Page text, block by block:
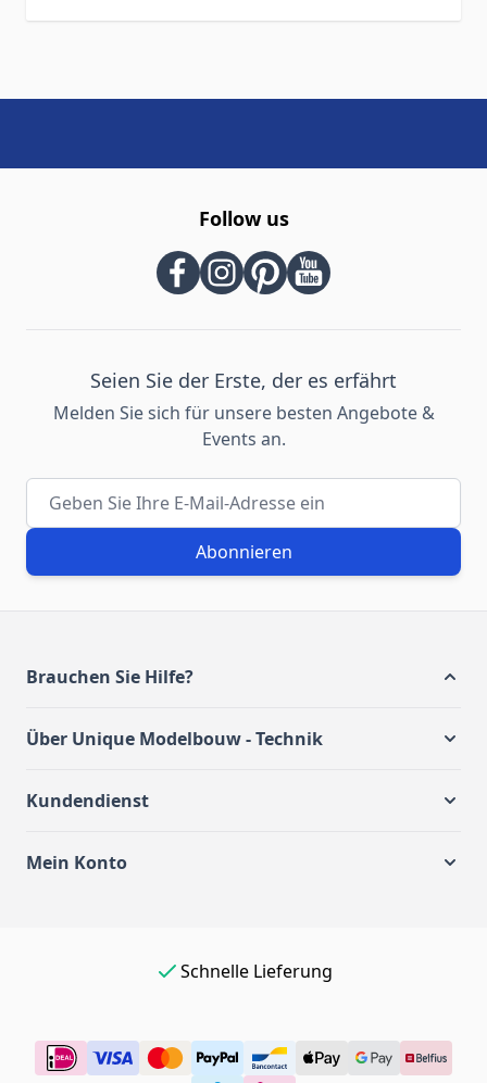
Follow us
Seien Sie der Erste, der es erfährt
Melden Sie sich für unsere besten Angebote &
Events an.
E-Mail-Adresse
Abonnieren
Brauchen Sie Hilfe?
Über Unique Modelbouw - Technik
Kundendienst
Mein Konto
Schnelle Lieferung